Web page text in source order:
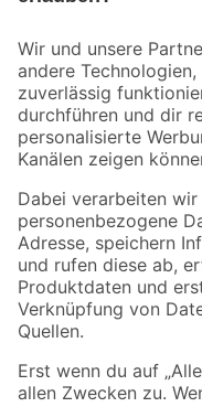
Der toom Newsletter: Keine
Zur Newsletter
Folge uns
Zahlungsarten
Sicher einkaufen